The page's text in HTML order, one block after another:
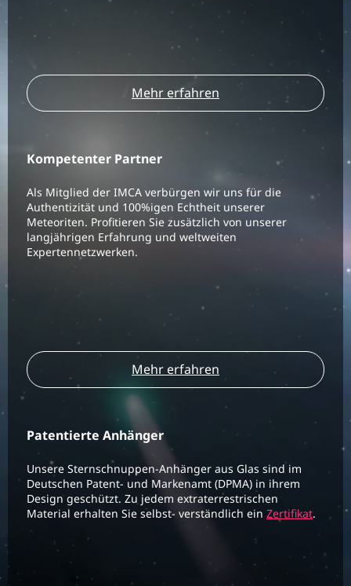
Mehr erfahren
Kompetenter Partner
Als Mitglied der IMCA verbürgen wir uns für die
Authentizität und 100%igen Echtheit unserer
Meteoriten. Profitieren Sie zusätzlich von unserer
langjährigen Erfahrung und weltweiten
Expertennetzwerken.
Mehr erfahren
Patentierte Anhänger
Unsere Sternschnuppen-Anhänger aus Glas sind im
Deutschen Patent- und Markenamt (DPMA) in ihrem
Design geschützt. Zu jedem extraterrestrischen
Material erhalten Sie selbst- verständlich ein Zertifikat.